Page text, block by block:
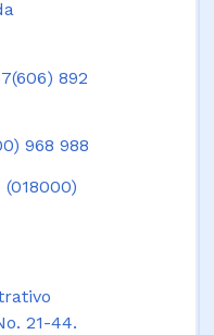
892
968 988
(018000)
21-44.